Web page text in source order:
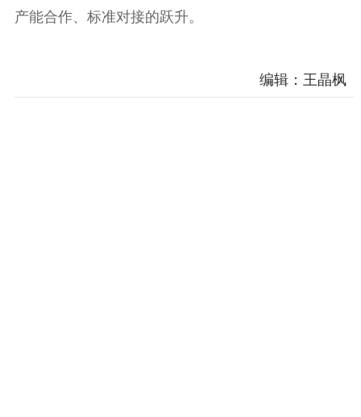
文化交流
体制改革
产能合作、标准对接的跃升。
编辑：王晶枫